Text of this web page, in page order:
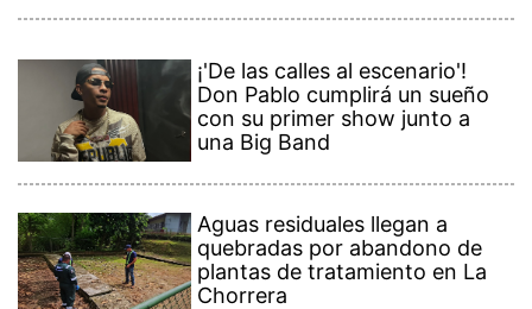
¡'De las calles al escenario'!
Don Pablo cumplirá un sueño
con su primer show junto a
una Big Band
Aguas residuales llegan a
quebradas por abandono de
plantas de tratamiento en La
Chorrera